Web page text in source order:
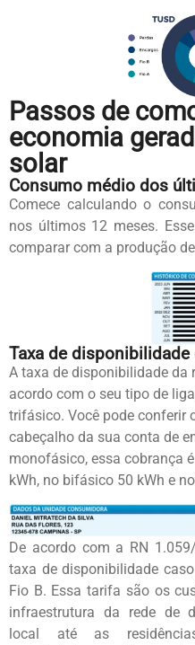
Passos de
economia
solar
Consumo médio dos
Comece calculando o
nos últimos 12 meses.
comparar com a produção
Taxa de disponibilidade
A taxa de disponibilidade da
acordo com o seu tipo de
trifásico. Você pode conferir
cabeçalho da sua conta de
monofásico, essa cobrança
kWh, no bifásico 50 kWh e
De acordo com a RN
taxa de disponibilidade
Fio B. Essa tarifa são os
infraestrutura da rede de
local até as